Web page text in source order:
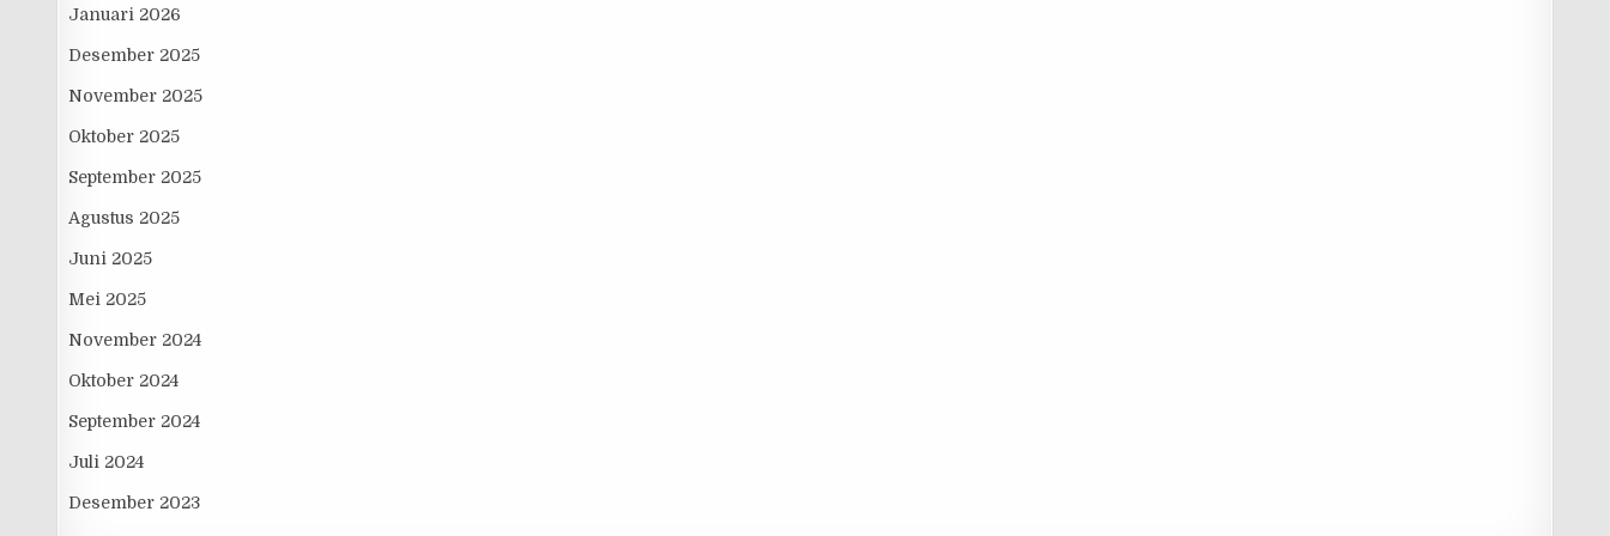
Januari 2026
Desember 2025
November 2025
Oktober 2025
September 2025
Agustus 2025
Juni 2025
Mei 2025
November 2024
Oktober 2024
September 2024
Juli 2024
Desember 2023